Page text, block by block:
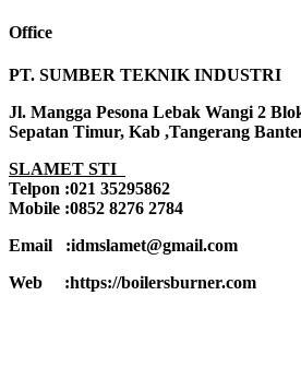
Office
PT. SUMBER TEKNIK INDUSTRI
Jl. Mangga Pesona Lebak Wangi 2
Sepatan Timur, Kab ,Tangerang
SLAMET STI
Telpon :021 35295862
Mobile :0852 8276 2784
Email :idmslamet@gmail.com
Web :https://boilersburner.com